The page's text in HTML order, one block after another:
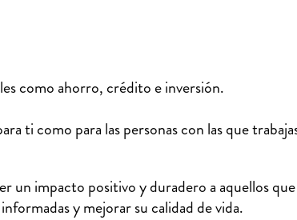
como ahorro, crédito e inversión.
ti como para las personas con las que
impacto positivo y duradero a aquellos que
y mejorar su calidad de vida.